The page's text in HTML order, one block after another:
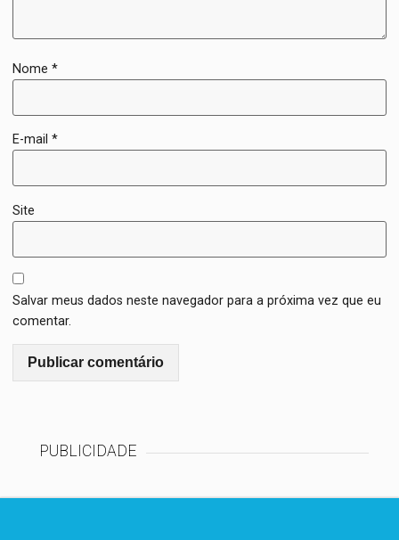
Nome*
E-mail*
Site
Salvar meus dados neste navegador para a próxima vez que eu
comentar.
PUBLICIDADE